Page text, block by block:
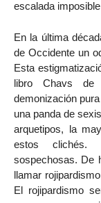
escalada
En la última
de Occidente un
Esta
libro Chavs
demonización
una panda de
arquetipos, la
estos clichés.
sospechosas. De
llamar
El rojipardismo